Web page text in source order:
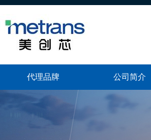
代理品牌 公司简介